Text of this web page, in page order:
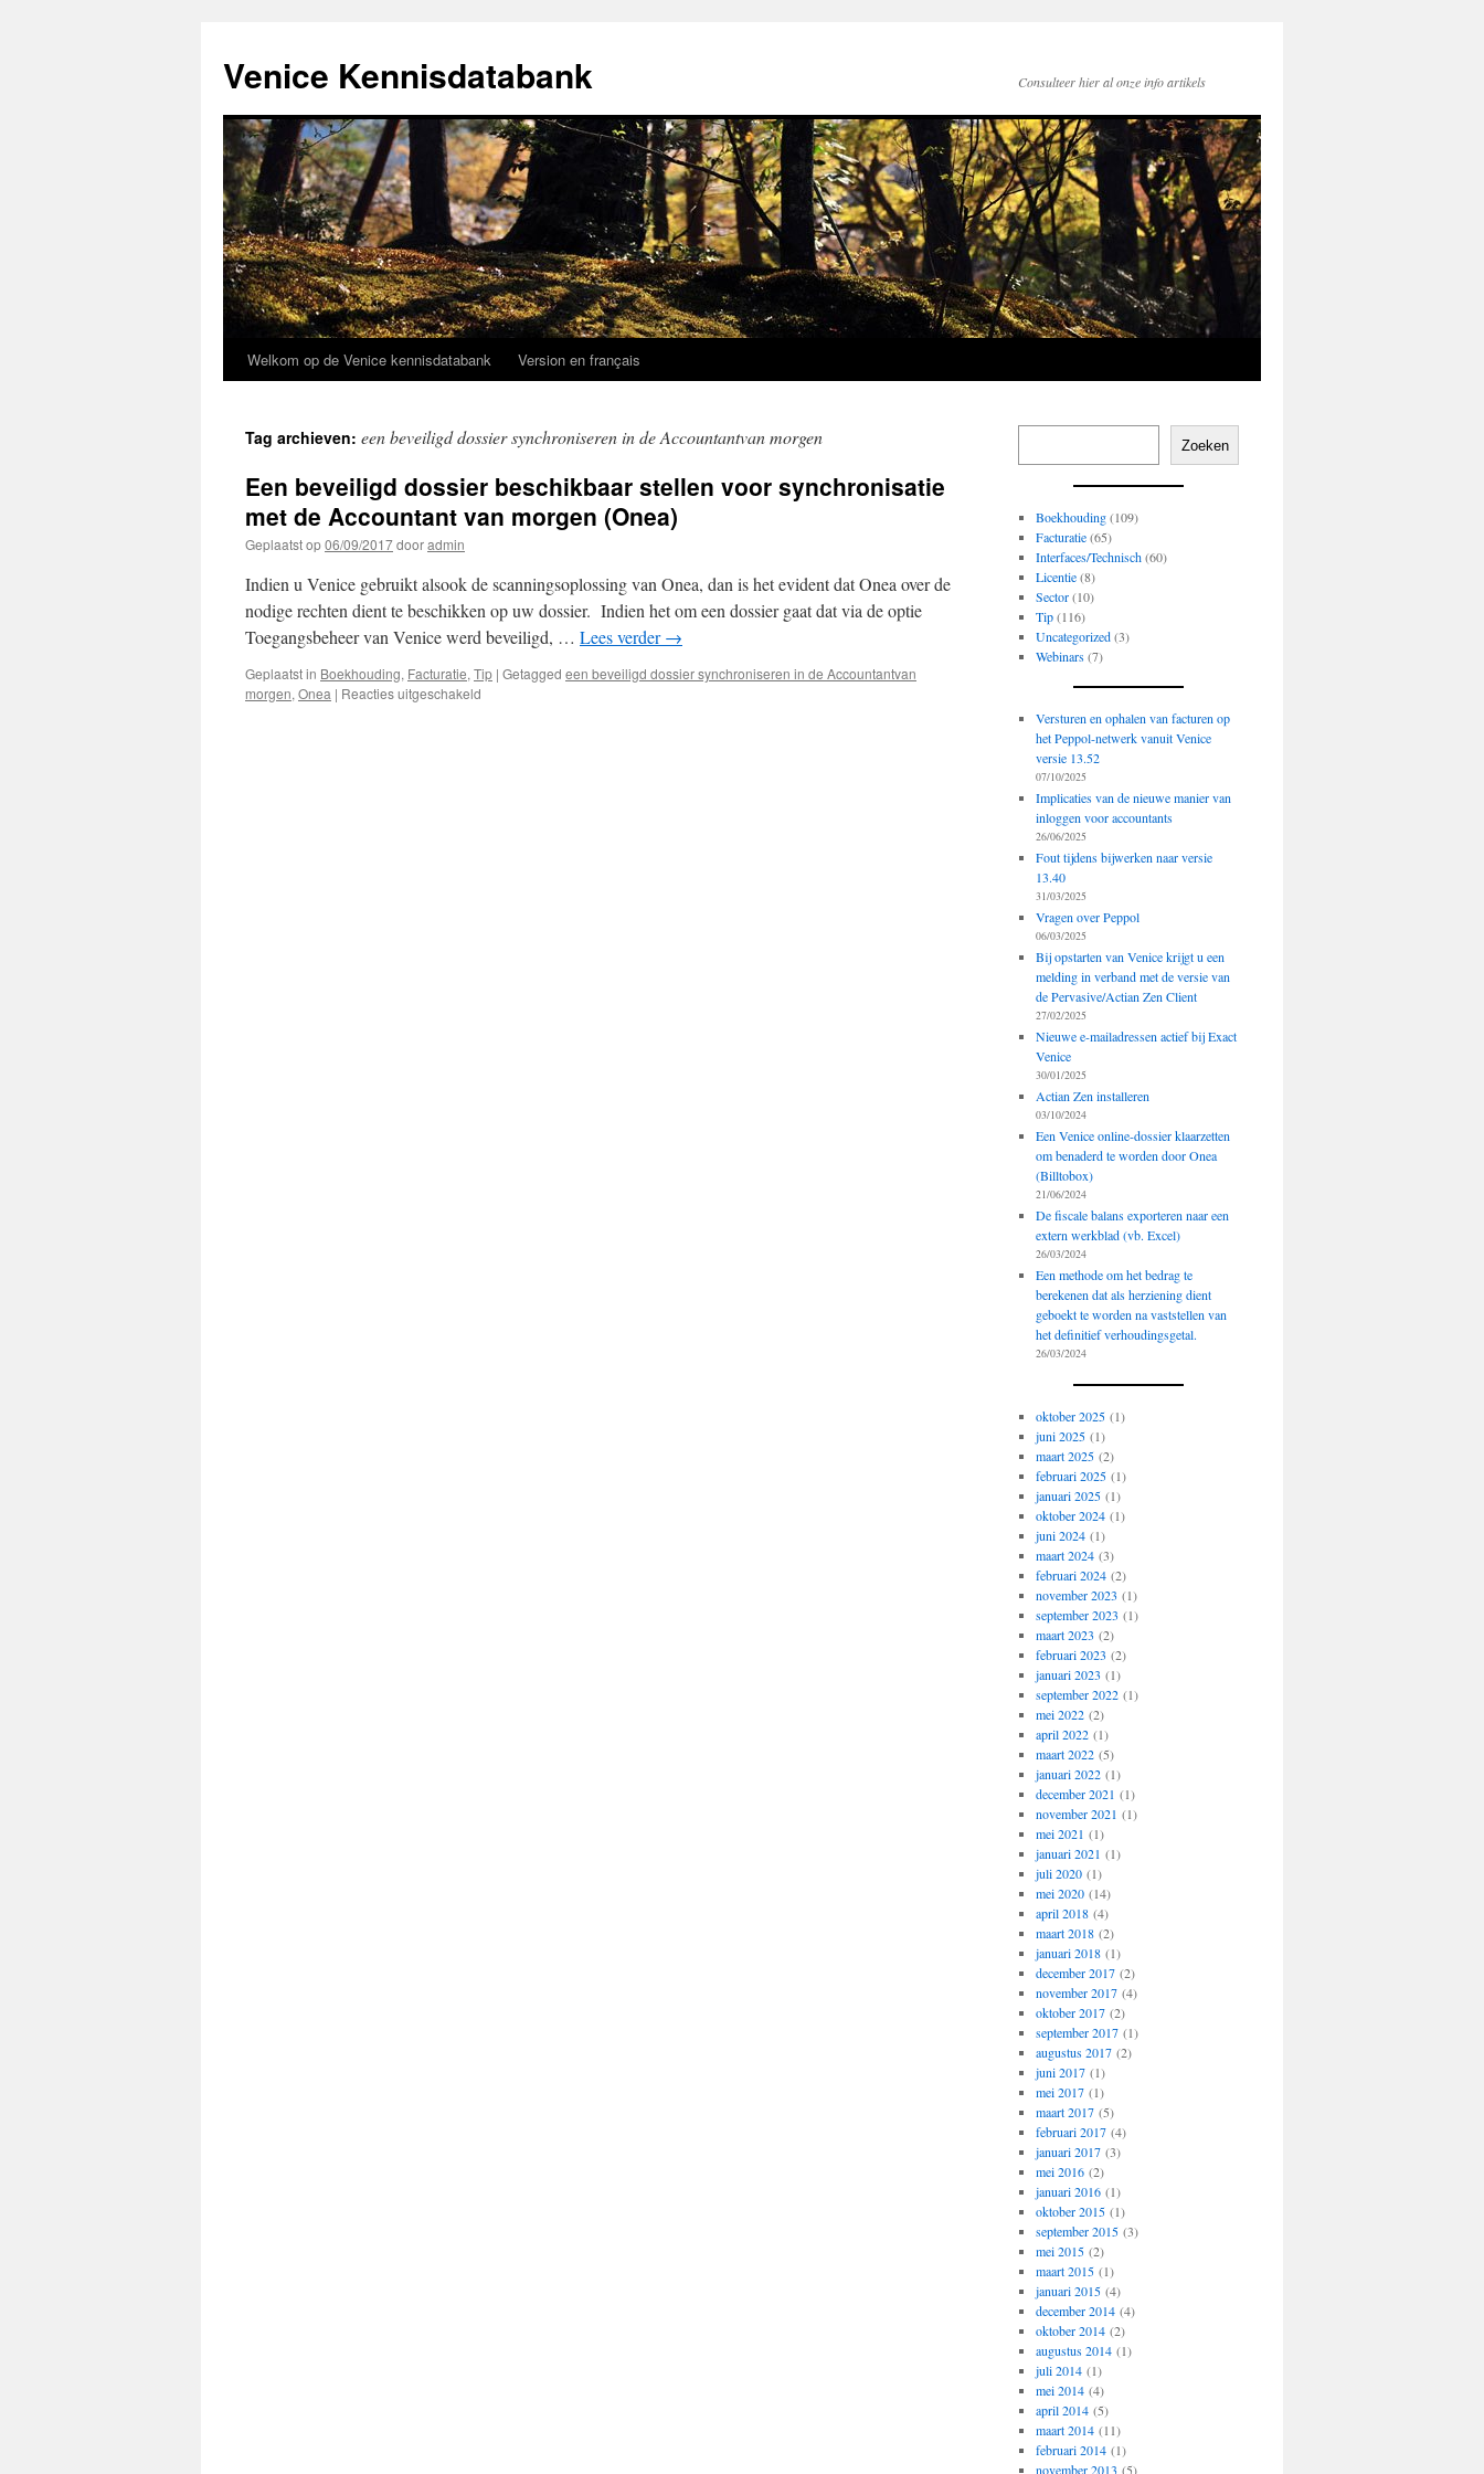
Venice Kennisdatabank Consulteer hier al onze info artikels
Ga
inhoud
Welkom op de Venice kennisdatabank Version en français
Tag archieven: een beveiligd dossier synchroniseren in de Accountantvan morgen
Een beveiligd dossier beschikbaar stellen voor synchronisatie
met de Accountant van morgen (Onea)
Geplaatst op06/09/2017dooradmin
Indien u Venice gebruikt alsook de scanningsoplossing van Onea, dan is het evident dat Onea over de
nodige rechten dient te beschikken op uw dossier. Indien het om een dossier gaat dat via de optie
Toegangsbeheer van Venice werd beveiligd, … Lees verder→
Geplaatst in Boekhouding, Facturatie, Tip | Getagged een beveiligd dossier synchroniseren in de Accountantvan
morgen, Onea | Reacties uitgeschakeld
Zoeken
Boekhouding(109)
Facturatie(65)
Interfaces/Technisch(60)
Licentie(8)
Sector(10)
Tip(116)
Uncategorized(3)
Webinars(7)
Versturen en ophalen van facturen op
het Peppol-netwerk vanuit Venice
versie 13.52
07/10/2025
Implicaties van de nieuwe manier van
inloggen voor accountants
26/06/2025
Fout tijdens bijwerken naar versie
13.40
31/03/2025
Vragen over Peppol
06/03/2025
Bij opstarten van Venice krijgt u een
melding in verband met de versie van
de Pervasive/Actian Zen Client
27/02/2025
Nieuwe e-mailadressen actief bij Exact
Venice
30/01/2025
Actian Zen installeren
03/10/2024
Een Venice online-dossier klaarzetten
om benaderd te worden door Onea
(Billtobox)
21/06/2024
De fiscale balans exporteren naar een
extern werkblad (vb. Excel)
26/03/2024
Een methode om het bedrag te
berekenen dat als herziening dient
geboekt te worden na vaststellen van
het definitief verhoudingsgetal.
26/03/2024
oktober 2025(1)
juni 2025(1)
maart 2025(2)
februari 2025(1)
januari 2025(1)
oktober 2024(1)
juni 2024(1)
maart 2024(3)
februari 2024(2)
november 2023 (1)
september 2023 (1)
maart 2023 (2)
februari 2023 (2)
januari 2023 (1)
september 2022(1)
mei 2022(2)
april 2022(1)
maart 2022(5)
januari 2022(1)
december 2021 (1)
november 2021 (1)
mei 2021 (1)
januari 2021 (1)
juli 2020(1)
mei 2020(14)
april 2018(4)
maart 2018(2)
januari 2018(1)
december 2017(2)
november 2017(4)
oktober 2017(2)
september 2017(1)
augustus 2017(2)
juni 2017(1)
mei 2017(1)
maart 2017(5)
februari 2017(4)
januari 2017(3)
mei 2016(2)
januari 2016(1)
oktober 2015(1)
september 2015(3)
mei 2015(2)
maart 2015(1)
januari 2015(4)
december 2014(4)
oktober 2014(2)
augustus 2014(1)
juli 2014(1)
mei 2014(4)
april 2014(5)
maart 2014(11)
februari 2014(1)
november 2013 (5)